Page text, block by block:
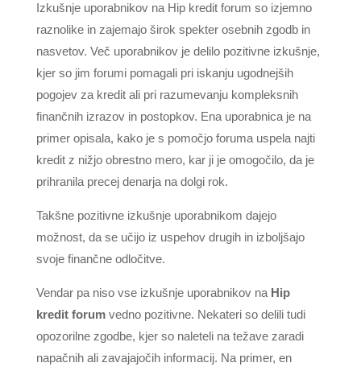
Izkušnje uporabnikov na Hip kredit forum so izjemno
raznolike in zajemajo širok spekter osebnih zgodb in
nasvetov. Več uporabnikov je delilo pozitivne izkušnje,
kjer so jim forumi pomagali pri iskanju ugodnejših
pogojev za kredit ali pri razumevanju kompleksnih
finančnih izrazov in postopkov. Ena uporabnica je na
primer opisala, kako je s pomočjo foruma uspela najti
kredit z nižjo obrestno mero, kar ji je omogočilo, da je
prihranila precej denarja na dolgi rok.
Takšne pozitivne izkušnje uporabnikom dajejo
možnost, da se učijo iz uspehov drugih in izboljšajo
svoje finančne odločitve.
Vendar pa niso vse izkušnje uporabnikov na Hip
kredit forumvedno pozitivne. Nekateri so delili tudi
opozorilne zgodbe, kjer so naleteli na težave zaradi
napačnih ali zavajajočih informacij. Na primer, en